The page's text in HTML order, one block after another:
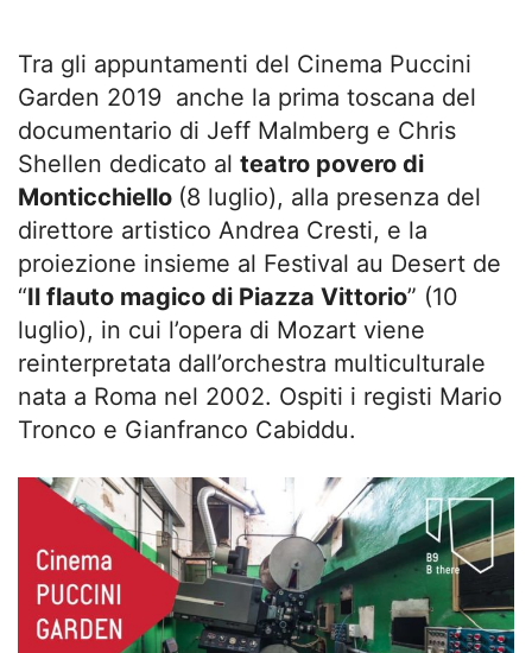
Tra gli appuntamenti del Cinema Puccini
Garden 2019 anche la prima toscana del
documentario di Jeff Malmberg e Chris
Shellen dedicato al teatro povero di
Monticchiello (8 luglio), alla presenza del
direttore artistico Andrea Cresti, e la
proiezione insieme al Festival au Desert de
“Il flauto magico di Piazza Vittorio” (10
luglio), in cui l’opera di Mozart viene
reinterpretata dall’orchestra multiculturale
nata a Roma nel 2002. Ospiti i registi Mario
Tronco e Gianfranco Cabiddu.